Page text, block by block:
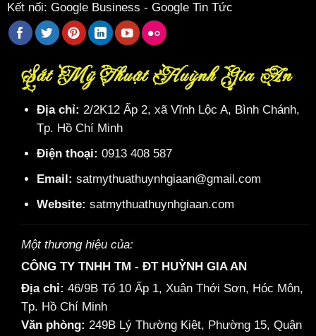
Kết nối: Google Business - Google Tin Tức
Sắt Mỹ Thuật Huỳnh Gia An
Địa chỉ: 2/2K12 Ấp 2, xã Vĩnh Lộc A, Bình Chánh,
Tp. Hồ Chí Minh
Điện thoại: 0913 408 587
Email: satmythuathuynhgiaan@gmail.com
Website: satmythuathuynhgiaan.com
Một thương hiệu của:
CÔNG TY TNHH TM - ĐT HUỲNH GIA AN
Địa chỉ: 46/9B Tổ 10 Ấp 1, Xuân Thới Sơn, Hóc Môn,
Tp. Hồ Chí Minh
Văn phòng: 249B Lý Thường Kiệt, Phường 15, Quận